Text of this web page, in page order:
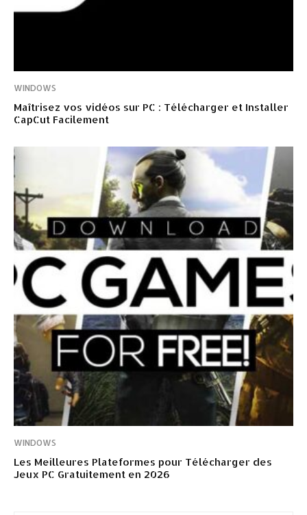
WINDOWS
Maîtrisez vos vidéos sur PC : Télécharger et Installer
CapCut Facilement
WINDOWS
Les Meilleures Plateformes pour Télécharger des
Jeux PC Gratuitement en 2026